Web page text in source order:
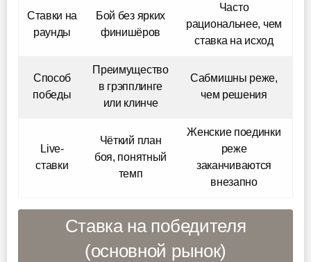
Ставки на
раунды
Бой без ярких
финишёров
Часто
рациональнее, чем
ставка на исход
Способ
победы
Преимущество
в грэпплинге
или клинче
Сабмишны реже,
чем решения
Live-
ставки
Чёткий план
боя, понятный
темп
Женские поединки
реже
заканчиваются
внезапно
Ставка на победителя
(основной рынок)